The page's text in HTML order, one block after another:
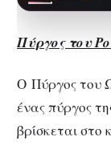
Πύργος του
Ο Πύργος του
ένας πύργος
βρίσκεται στο